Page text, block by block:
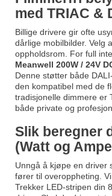
med TRIAC &
Billige drivere gir ofte
dårlige mobilbilder. Velg
oppholdsrom. For full
Meanwell 200W / 24V
Denne støtter både
den kompatibel med de
tradisjonelle dimmere er
både private og
Slik beregner
(Watt og
Unngå å kjøpe en driver
fører til overoppheting.
Trekker LED-stripen din